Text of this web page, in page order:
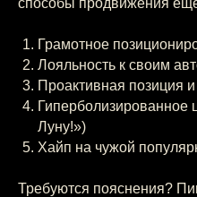
способы продвижения
Грамотное
Лояльность к своим
Проактивная позиция
Гиперболизированное
Луну!»)
Хайп на чужой
Требуются пояснения?